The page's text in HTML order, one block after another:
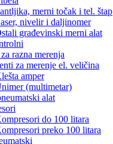
merni točak i tel. štap
nivelir i daljinomer
građevinski merni alat
razna merenja
za merenje el. veličina
amper
(multimetar)
alat
do 100 litara
preko 100 litara